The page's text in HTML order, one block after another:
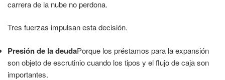
carrera de la nube no perdona.
Tres fuerzas impulsan esta decisión.
Presión de la deudaPorque los préstamos para la expansión
son objeto de escrutinio cuando los tipos y el flujo de caja son
importantes.